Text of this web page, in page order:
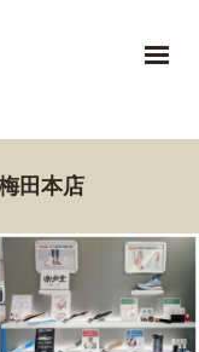
田本店